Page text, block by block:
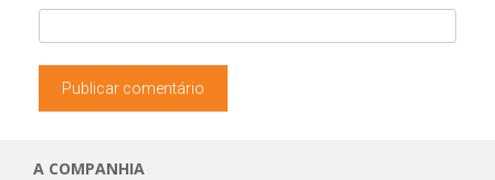
A COMPANHIA